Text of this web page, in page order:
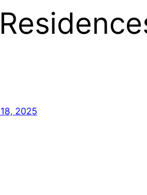
2025